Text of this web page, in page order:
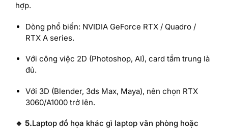
hợp.
Dòng phổ biến: NVIDIA GeForce RTX / Quadro /
RTX A series.
Với công việc 2D (Photoshop, AI), card tầm trung là
đủ.
Với 3D (Blender, 3ds Max, Maya), nên chọn RTX
3060/A1000 trở lên.
🔹 5.Laptop đồ họa khác gì laptop văn phòng hoặc